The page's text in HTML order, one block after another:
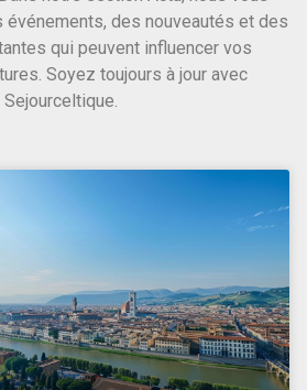
événements, des nouveautés et des
qui peuvent influencer vos
Soyez toujours à jour avec
Sejourceltique.